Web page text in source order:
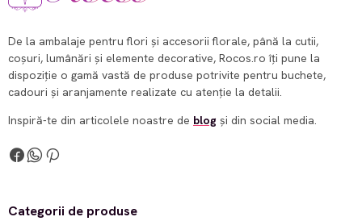
De la ambalaje pentru flori și accesorii florale, până la cutii,
coșuri, lumânări și elemente decorative, Rocos.ro îți pune la
dispoziție o gamă vastă de produse potrivite pentru buchete,
cadouri și aranjamente realizate cu atenție la detalii.
Inspiră-te din articolele noastre de blog și din social media.
Categorii de produse